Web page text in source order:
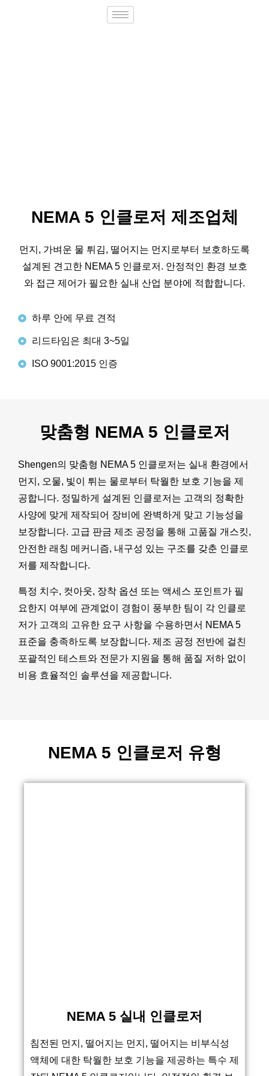
NEMA 5 인클로저 제조업체
먼지, 가벼운 물 튀김, 떨어지는 먼지로부터 보호하도록
설계된 견고한 NEMA 5 인클로저. 안정적인 환경 보호
와 접근 제어가 필요한 실내 산업 분야에 적합합니다.
하루 안에 무료 견적
리드타임은 최대 3~5일
ISO 9001:2015 인증
맞춤형 NEMA 5 인클로저
Shengen의 맞춤형 NEMA 5 인클로저는 실내 환경에서
먼지, 오물, 빛이 튀는 물로부터 탁월한 보호 기능을 제
공합니다. 정밀하게 설계된 인클로저는 고객의 정확한
사양에 맞게 제작되어 장비에 완벽하게 맞고 기능성을
보장합니다. 고급 판금 제조 공정을 통해 고품질 개스킷,
안전한 래칭 메커니즘, 내구성 있는 구조를 갖춘 인클로
저를 제작합니다.
특정 치수, 컷아웃, 장착 옵션 또는 액세스 포인트가 필
요한지 여부에 관계없이 경험이 풍부한 팀이 각 인클로
저가 고객의 고유한 요구 사항을 수용하면서 NEMA 5
표준을 충족하도록 보장합니다. 제조 공정 전반에 걸친
포괄적인 테스트와 전문가 지원을 통해 품질 저하 없이
비용 효율적인 솔루션을 제공합니다.
NEMA 5 인클로저 유형
NEMA 5 실내 인클로저
침전된 먼지, 떨어지는 먼지, 떨어지는 비부식성
액체에 대한 탁월한 보호 기능을 제공하는 특수 제